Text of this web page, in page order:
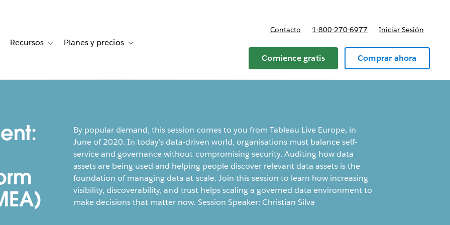
Historias de clientes
sub-navigation for Soluciones
Recursos Toggle sub-navigation for Recursos
Planes y precios Toggle sub-navigation for Planes y precios
Contacto 1-800-270-6977 Iniciar Sesión
Comience gratis Comprar ahora
By popular demand, this session comes to you from Tableau Live Europe, in
June of 2020. In today's data-driven world, organisations must balance self-
service and governance without compromising security. Auditing how data
assets are being used and helping people discover relevant data assets is the
foundation of managing data at scale. Join this session to learn how increasing
visibility, discoverability, and trust helps scaling a governed data environment to
make decisions that matter now. Session Speaker: Christian Silva